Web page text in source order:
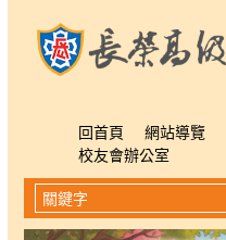
回首頁 網站導覽
校友會辦公室